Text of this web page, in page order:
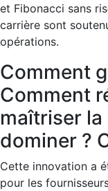
et Fibonacci sans
carrière sont
opérations.
Comment
Comment
maîtriser
dominer ?
Cette innovation a
pour les